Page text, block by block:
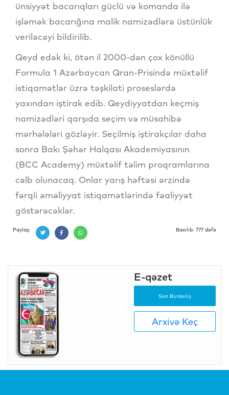
ünsiyyət bacarıqları güclü və komanda ilə
işləmək bacarığına malik namizədlərə üstünlük
veriləcəyi bildirilib.
Qeyd edək ki, ötən il 2000-dən çox könüllü
Formula 1 Azərbaycan Qran-Prisində müxtəlif
istiqamətlər üzrə təşkilati proseslərdə
yaxından iştirak edib. Qeydiyyatdan keçmiş
namizədləri qarşıda seçim və müsahibə
mərhələləri gözləyir. Seçilmiş iştirakçılar daha
sonra Bakı Şəhər Halqası Akademiyasının
(BCC Academy) müxtəlif təlim proqramlarına
cəlb olunacaq. Onlar yarış həftəsi ərzində
fərqli əməliyyat istiqamətlərində fəaliyyət
göstərəcəklər.
Paylaş: Baxılıb: 777 dəfə
E-qəzet
Son Buraxılış
Arxivə Keç